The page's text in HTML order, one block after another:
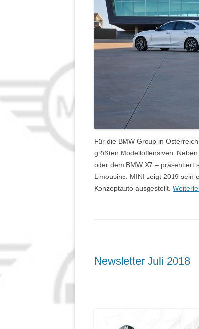
Für die BMW Group in
größten Modelloffensiven.
oder dem BMW X7 – präsentiert
Limousine. MINI zeigt 2019 sein
Konzeptauto ausgestellt.
Newsletter Juli 2018